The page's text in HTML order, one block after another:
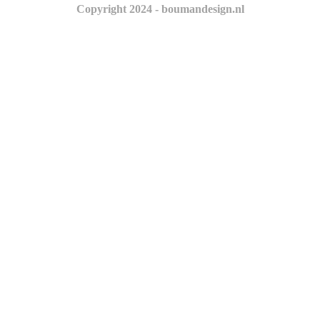
Copyright 2024 - boumandesign.nl